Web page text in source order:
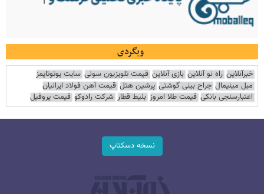
وبگردی
خبرآنلاین راه نو آنلاین بازی آنلاین قیمت تلویزیون سونی سایت یوتوتایمز
مبل مینیمال جراح بینی گوشتی پرشین هتل قیمت آهن فولاد ایرانیان
اعتبارسنجی بانکی قیمت طلا امروز بلیط قطار شرکت رادوکو قیمت پروفیل
نسخه دسکتاپ